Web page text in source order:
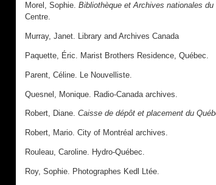
Morel, Sophie. Bibliothèque et Archives nationales du
Centre.
Murray, Janet. Library and Archives Canada
Paquette, Éric. Marist Brothers Residence, Québec.
Parent, Céline. Le Nouvelliste.
Quesnel, Monique. Radio-Canada archives.
Robert, Diane. Caisse de dépôt et placement du
Robert, Mario. City of Montréal archives.
Rouleau, Caroline. Hydro-Québec.
Roy, Sophie. Photographes Kedl Ltée.